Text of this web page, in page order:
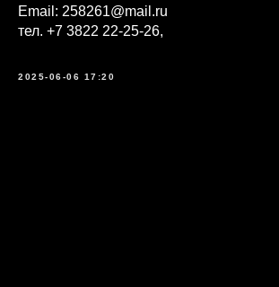
Email: 258261@mail.ru
тел. +7 3822 22-25-26,
2025-06-06 17:20